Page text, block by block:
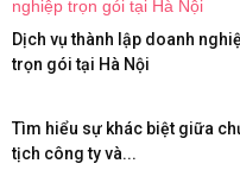
Dịch vụ thành lập doanh
trọn gói tại Hà Nội
Tìm hiểu sự khác biệt giữa
tịch công ty và...